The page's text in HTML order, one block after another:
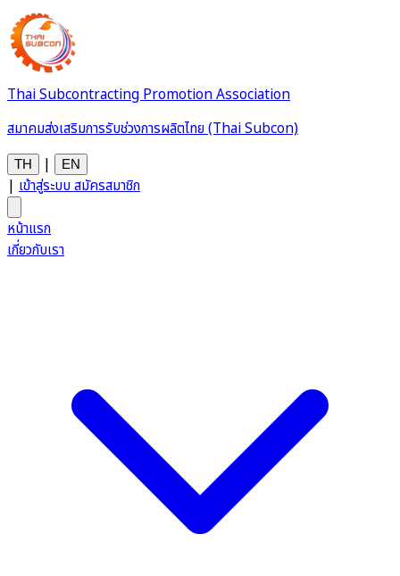
Thai Subcontracting Promotion Association
สมาคมส่งเสริมการรับช่วงการผลิตไทย (Thai Subcon)
TH | EN
| เข้าสู่ระบบสมัครสมาชิก
หน้าแรก
เกี่ยวกับเรา